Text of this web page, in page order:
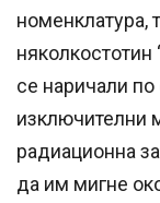
номенклатура,
няколкостотин
се наричали
изключителни
радиационна
да им мигне